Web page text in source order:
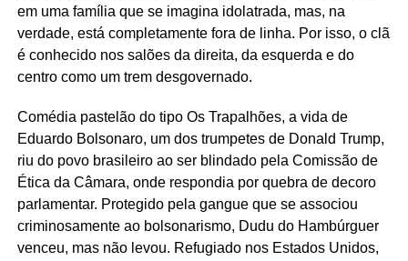
em uma família que se imagina idolatrada, mas, na
verdade, está completamente fora de linha. Por isso, o clã
é conhecido nos salões da direita, da esquerda e do
centro como um trem desgovernado.
Comédia pastelão do tipo Os Trapalhões, a vida de
Eduardo Bolsonaro, um dos trumpetes de Donald Trump,
riu do povo brasileiro ao ser blindado pela Comissão de
Ética da Câmara, onde respondia por quebra de decoro
parlamentar. Protegido pela gangue que se associou
criminosamente ao bolsonarismo, Dudu do Hambúrguer
venceu, mas não levou. Refugiado nos Estados Unidos,